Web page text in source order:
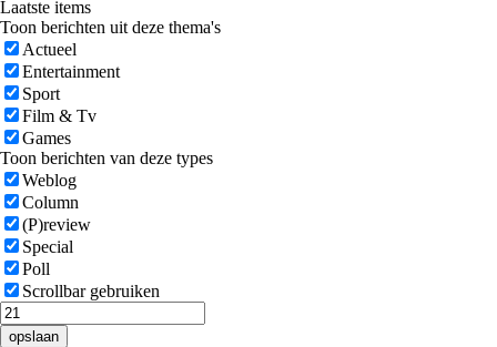
Laatste items
Toon berichten uit deze thema's
Actueel
Entertainment
Sport
Film & Tv
Games
Toon berichten van deze types
Weblog
Column
(P)review
Special
Poll
Scrollbar gebruiken
opslaan